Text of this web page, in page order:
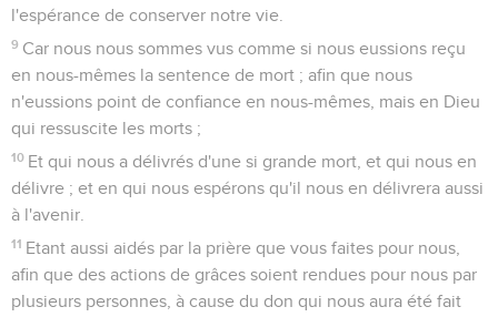
l'espérance de conserver notre vie.
9 Car nous nous sommes vus comme si nous eussions reçu
en nous-mêmes la sentence de mort ; afin que nous
n'eussions point de confiance en nous-mêmes, mais en Dieu
qui ressuscite les morts ;
10 Et qui nous a délivrés d'une si grande mort, et qui nous en
délivre ; et en qui nous espérons qu'il nous en délivrera aussi
à l'avenir.
11 Etant aussi aidés par la prière que vous faites pour nous,
afin que des actions de grâces soient rendues pour nous par
plusieurs personnes, à cause du don qui nous aura été fait